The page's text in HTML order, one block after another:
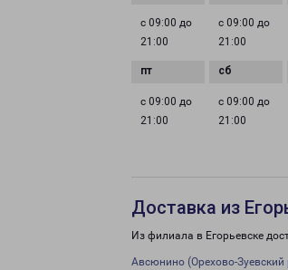
с 09:00 до
21:00
с 09:00 до
21:00
с 09:00 до
21:00
с 09:00 до
21:00
Доставка из
Из филиала в Егорьевске
Авсюнино (Орехово-Зуевский